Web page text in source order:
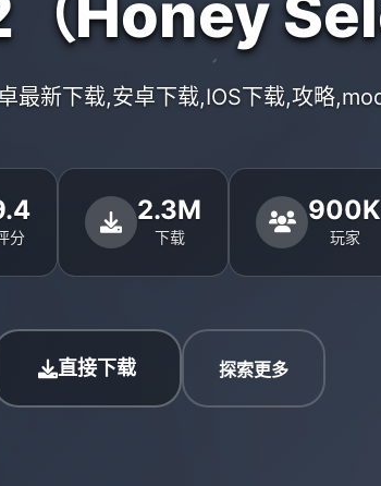
（Honey
最新下载,安卓下载,IOS下载,攻略
分
2.3M
下载
900K
玩家
直接下载 探索更多